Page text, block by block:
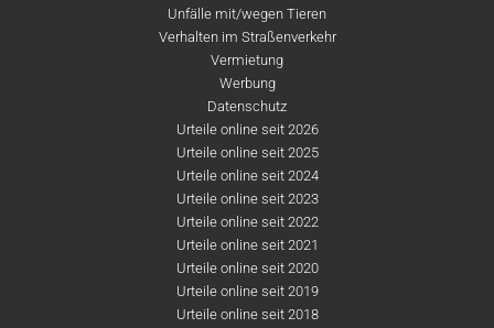
Unfälle mit/wegen Tieren
Verhalten im Straßenverkehr
Vermietung
Werbung
Datenschutz
Urteile online seit 2026
Urteile online seit 2025
Urteile online seit 2024
Urteile online seit 2023
Urteile online seit 2022
Urteile online seit 2021
Urteile online seit 2020
Urteile online seit 2019
Urteile online seit 2018